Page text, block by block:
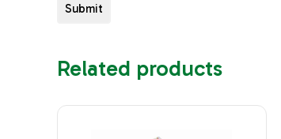
Related products